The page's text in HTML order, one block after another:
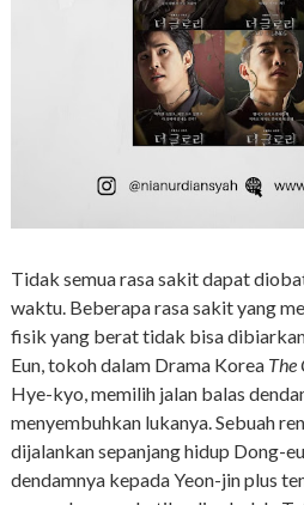
Tidak semua rasa sakit dapat
waktu. Beberapa rasa sakit yang
fisik yang berat tidak bisa
Eun, tokoh dalam Drama Korea The
Hye-kyo, memilih jalan balas
menyembuhkan lukanya. Sebuah
dijalankan sepanjang hidup Dong-
dendamnya kepada Yeon-jin plus